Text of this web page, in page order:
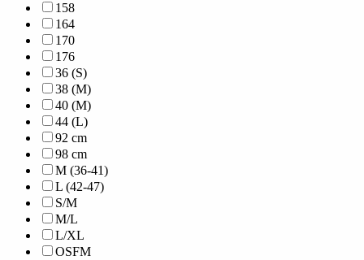
158
164
170
176
36 (S)
38 (M)
40 (M)
44 (L)
92 cm
98 cm
M (36-41)
L (42-47)
S/M
M/L
L/XL
OSFM